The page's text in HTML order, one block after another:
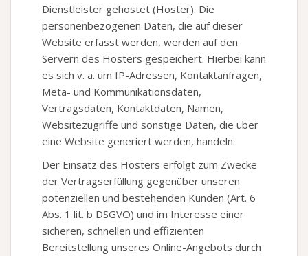
Dienstleister gehostet (Hoster). Die
personenbezogenen Daten, die auf dieser
Website erfasst werden, werden auf den
Servern des Hosters gespeichert. Hierbei kann
es sich v. a. um IP-Adressen, Kontaktanfragen,
Meta- und Kommunikationsdaten,
Vertragsdaten, Kontaktdaten, Namen,
Websitezugriffe und sonstige Daten, die über
eine Website generiert werden, handeln.
Der Einsatz des Hosters erfolgt zum Zwecke
der Vertragserfüllung gegenüber unseren
potenziellen und bestehenden Kunden (Art. 6
Abs. 1 lit. b DSGVO) und im Interesse einer
sicheren, schnellen und effizienten
Bereitstellung unseres Online-Angebots durch